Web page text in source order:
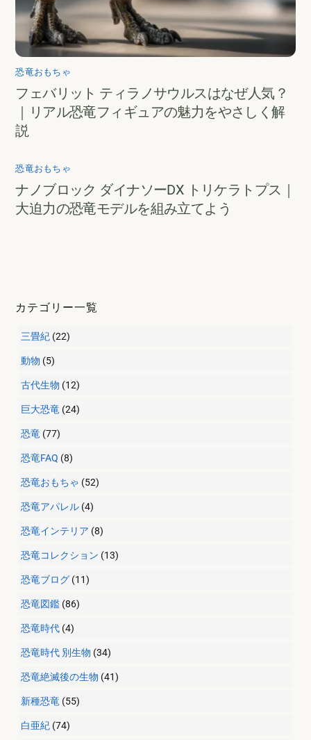
恐竜おもちゃ
フェバリット ティラノサウルスはなぜ人気？
｜リアル恐竜フィギュアの魅力をやさしく解
説
恐竜おもちゃ
ナノブロック ダイナソーDX トリケラトプス｜
大迫力の恐竜モデルを組み立てよう
カテゴリー一覧
三畳紀 (22)
動物 (5)
古代生物 (12)
巨大恐竜 (24)
恐竜 (77)
恐竜FAQ (8)
恐竜おもちゃ (52)
恐竜アパレル (4)
恐竜インテリア (8)
恐竜コレクション (13)
恐竜ブログ (11)
恐竜図鑑 (86)
恐竜時代 (4)
恐竜時代 別生物 (34)
恐竜絶滅後の生物 (41)
新種恐竜 (55)
白亜紀 (74)